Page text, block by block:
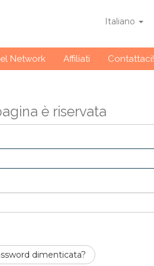
Italiano
Network Affiliati Contattaci!
è riservata
dimenticata?